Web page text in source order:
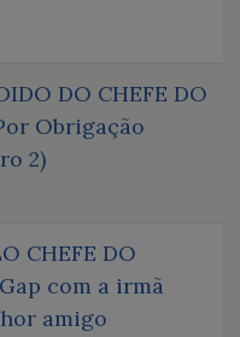
DO CHEFE DO
Obrigação
2)
CHEFE DO
com a irmã
amigo